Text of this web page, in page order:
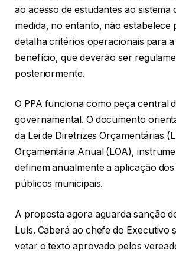
ao acesso de estudantes ao sistema
medida, no entanto, não estabelece
detalha critérios operacionais para
benefício, que deverão ser
posteriormente.
O PPA funciona como peça central
governamental. O documento
da Lei de Diretrizes Orçamentárias
Orçamentária Anual (LOA),
definem anualmente a aplicação
públicos municipais.
A proposta agora aguarda sanção
Luís. Caberá ao chefe do Executivo
vetar o texto aprovado pelos